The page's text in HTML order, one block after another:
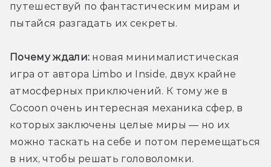
путешествуй по фантастическим мирам и
пытайся разгадать их секреты.
Почему ждали: новая минималистическая
игра от автора Limbo и Inside, двух крайне
атмосферных приключений. К тому же в
Cocoon очень интересная механика сфер, в
которых заключены целые миры — но их
можно таскать на себе и потом перемещаться
в них, чтобы решать головоломки.